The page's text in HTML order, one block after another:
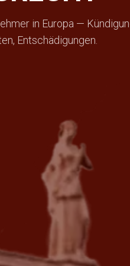
in Europa —
Entschädigungen.